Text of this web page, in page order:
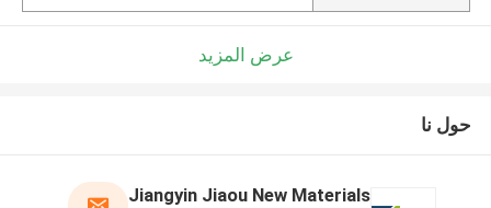
عرض المزيد
حول نا
Jiangyin Jiaou New Materials